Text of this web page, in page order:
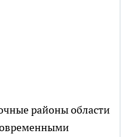
районы области